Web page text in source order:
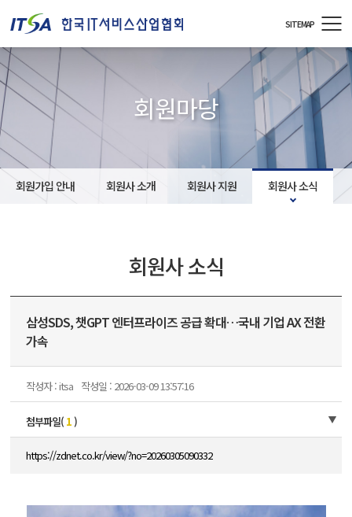
SITEMAP
회원마당
회원가입 안내 회원사 소개 회원사 지원 회원사 소식
회원사 소식
삼성SDS, 챗GPT 엔터프라이즈 공급 확대…국내 기업 AX 전환
가속
작성자 : itsa 작성일 : 2026-03-09 13:57:16
첨부파일( 1 )
https://zdnet.co.kr/view/?no=20260305090332